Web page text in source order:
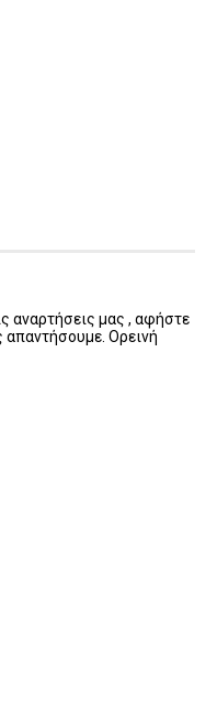
αναρτήσεις μας , αφήστε
απαντήσουμε. Ορεινή